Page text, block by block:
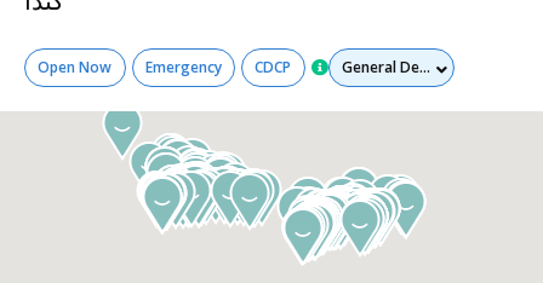
Open Now Emergency CDCP Services